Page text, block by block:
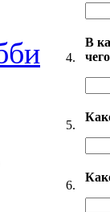
4.
В
5.
6.